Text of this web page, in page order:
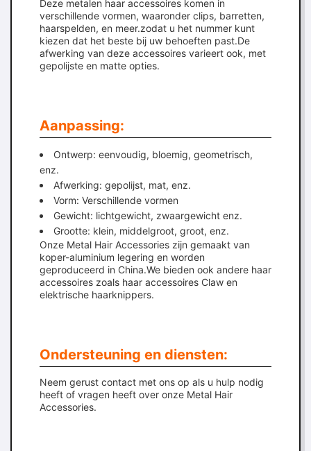
Deze metalen haar accessoires komen in
verschillende vormen, waaronder clips, barretten,
haarspelden, en meer.zodat u het nummer kunt
kiezen dat het beste bij uw behoeften past.De
afwerking van deze accessoires varieert ook, met
gepolijste en matte opties.
Aanpassing:
Ontwerp: eenvoudig, bloemig, geometrisch,
enz.
Afwerking: gepolijst, mat, enz.
Vorm: Verschillende vormen
Gewicht: lichtgewicht, zwaargewicht enz.
Grootte: klein, middelgroot, groot, enz.
Onze Metal Hair Accessories zijn gemaakt van
koper-aluminium legering en worden
geproduceerd in China.We bieden ook andere haar
accessoires zoals haar accessoires Claw en
elektrische haarknippers.
Ondersteuning en diensten:
Neem gerust contact met ons op als u hulp nodig
heeft of vragen heeft over onze Metal Hair
Accessories.